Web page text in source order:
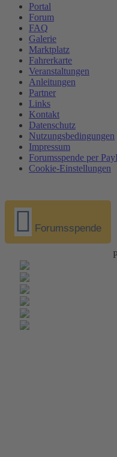
Portal
Forum
FAQ
Galerie
Marktplatz
Fahrerkarte
Veranstaltungen
Anleitungen
Partner
Links
Kontakt
Datenschutz
Nutzungsbedingungen
Impressum
Forumsspende per
Cookie-Einstellungen
Forumsspende